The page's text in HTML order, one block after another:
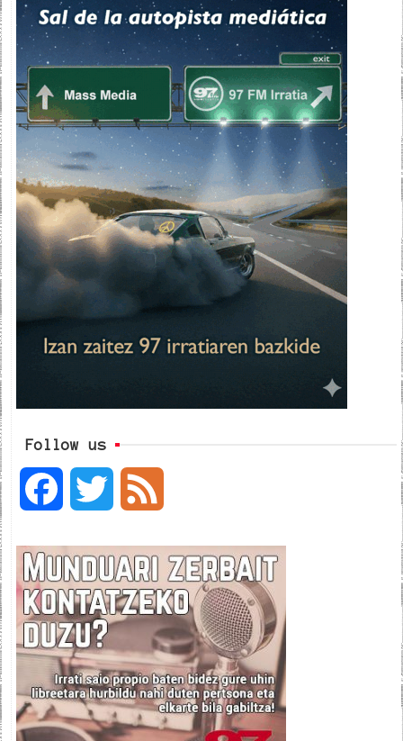
Follow us
c
e
b
o
i
t
t
e
e
d